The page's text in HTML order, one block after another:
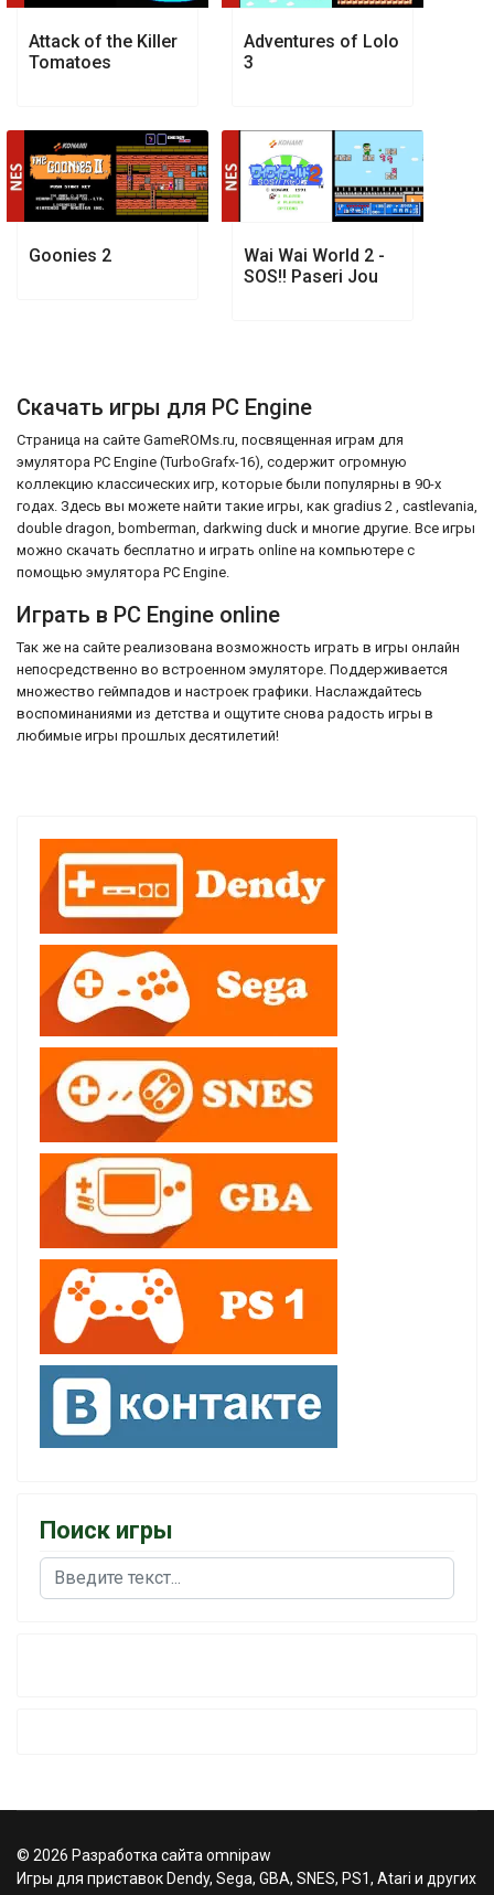
Attack of the Killer
Tomatoes
Adventures of Lolo
3
Goonies 2
Wai Wai World 2 -
SOS!! Paseri Jou
Скачать игры для PC Engine
Страница на сайте GameROMs.ru, посвященная играм для
эмулятора PC Engine (TurboGrafx-16), содержит огромную
коллекцию классических игр, которые были популярны в 90-х
годах. Здесь вы можете найти такие игры, как gradius 2 , castlevania,
double dragon, bomberman, darkwing duck и многие другие. Все игры
можно скачать бесплатно и играть online на компьютере с
помощью эмулятора PC Engine.
Играть в PC Engine online
Так же на сайте реализована возможность играть в игры онлайн
непосредственно во встроенном эмуляторе. Поддерживается
множество геймпадов и настроек графики. Наслаждайтесь
воспоминаниями из детства и ощутите снова радость игры в
любимые игры прошлых десятилетий!
Поиск игры
Поиск
© 2026 Разработка сайта omnipaw
Игры для приставок Dendy, Sega, GBA, SNES, PS1, Atari и других